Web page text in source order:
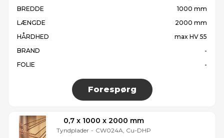
BREDDE
1000 mm
LÆNGDE
2000 mm
HÅRDHED
max HV 55
BRAND
-
FOLIE
-
Forespørg
0,7 x 1000 x 2000 mm
Tyndplader - CW024A, Cu-DHP